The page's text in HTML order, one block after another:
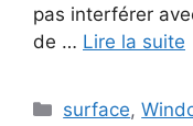
pas interférer
de … Lire la suite
Catégories
surface,